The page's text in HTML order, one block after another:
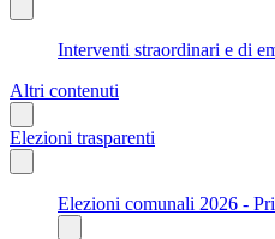
Interventi straordinari e di
Altri contenuti
Elezioni trasparenti
Elezioni comunali 2026 -